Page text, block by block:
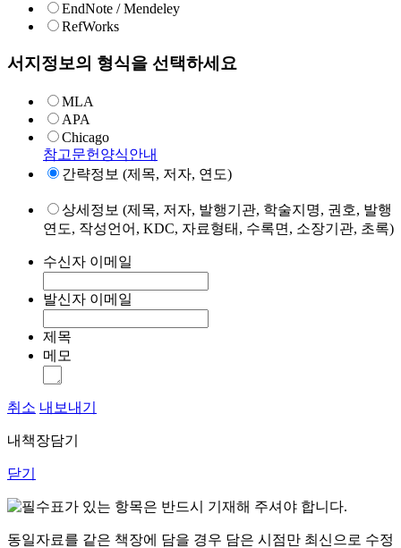
EndNote / Mendeley
RefWorks
서지정보의 형식을 선택하세요
MLA
APA
Chicago
참고문헌양식안내
간략정보 (제목, 저자, 연도)
상세정보 (제목, 저자, 발행기관, 학술지명, 권호, 발행
연도, 작성언어, KDC, 자료형태, 수록면, 소장기관, 초록)
수신자 이메일
발신자 이메일
제목
메모
취소 내보내기
내책장담기
닫기
표가 있는 항목은 반드시 기재해 주셔야 합니다.
동일자료를 같은 책장에 담을 경우 담은 시점만 최신으로 수정